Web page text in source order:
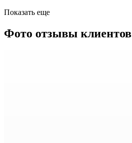
Показать еще
Фото отзывы клиентов